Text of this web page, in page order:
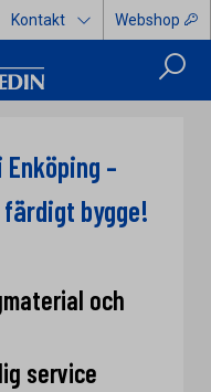
Kontakt Webshop
–
bygge!
och
service